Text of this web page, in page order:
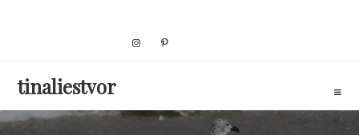
tinaliestvor